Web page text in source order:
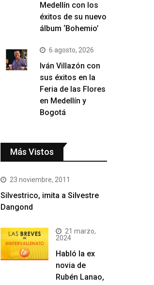
Medellín con los
éxitos de su nuevo
álbum ‘Bohemio’
6 agosto, 2026
Iván Villazón con
sus éxitos en la
Feria de las Flores
en Medellín y
Bogotá
Más Vistos
23 noviembre, 2011
Silvestrico, imita a Silvestre
Dangond
21 marzo,
2024
Habló la ex
novia de
Rubén Lanao,